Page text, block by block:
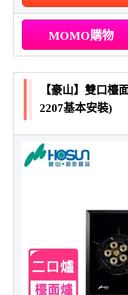
MOMO購物
【豪山】雙口檯
2207基本安裝)